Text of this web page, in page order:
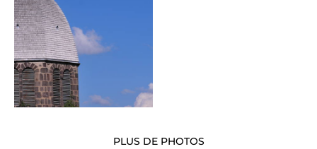
PLUS DE PHOTOS